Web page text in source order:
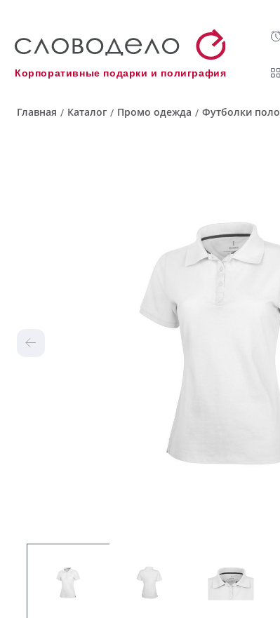
Корпоративные подарки и полиграфия
Главная / Каталог / Промо одежда / Футболки поло